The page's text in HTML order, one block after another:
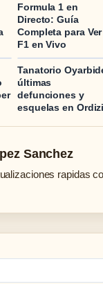
Formula 1 en
Directo: Guía
Completa para Ver
F1 en Vivo
Tanatorio
últimas
defunciones y
esquelas en
Sanchez
rapidas